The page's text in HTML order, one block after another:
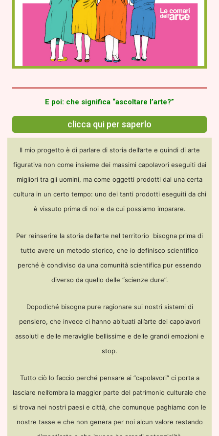
E poi: che significa “ascoltare l’arte?”
clicca qui per saperlo
Il mio progetto è di parlare di storia dell’arte e quindi di arte
figurativa non come insieme dei massimi capolavori eseguiti dai
migliori tra gli uomini, ma come oggetti prodotti dal una certa
cultura in un certo tempo: uno dei tanti prodotti eseguiti da chi
è vissuto prima di noi e da cui possiamo imparare.
Per reinserire la storia dell’arte nel territorio bisogna prima di
tutto avere un metodo storico, che io definisco scientifico
perché è condiviso da una comunità scientifica pur essendo
diverso da quello delle “scienze dure”.
Dopodiché bisogna pure ragionare sui nostri sistemi di
pensiero, che invece ci hanno abituati all’arte dei capolavori
assoluti e delle meraviglie bellissime e delle grandi emozioni e
stop.
Tutto ciò lo faccio perché pensare ai “capolavori” ci porta a
lasciare nell’ombra la maggior parte del patrimonio culturale che
si trova nei nostri paesi e città, che comunque paghiamo con le
nostre tasse e che non genera per noi alcun valore restando